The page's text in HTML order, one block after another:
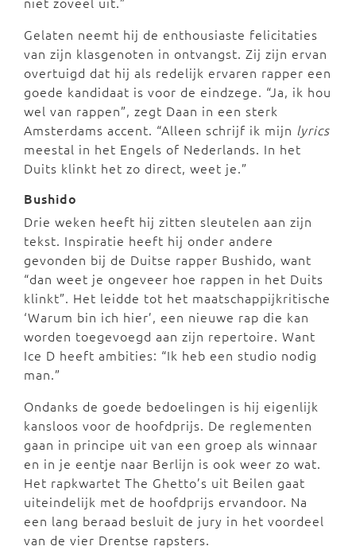
Gelaten neemt hij de enthousiaste felicitaties
van zijn klasgenoten in ontvangst. Zij zijn ervan
overtuigd dat hij als redelijk ervaren rapper een
goede kandidaat is voor de eindzege. “Ja, ik hou
wel van rappen”, zegt Daan in een sterk
Amsterdams accent. “Alleen schrijf ik mijn lyrics
meestal in het Engels of Nederlands. In het
Duits klinkt het zo direct, weet je.”
Bushido
Drie weken heeft hij zitten sleutelen aan zijn
tekst. Inspiratie heeft hij onder andere
gevonden bij de Duitse rapper Bushido, want
“dan weet je ongeveer hoe rappen in het Duits
klinkt”. Het leidde tot het maatschappijkritische
‘Warum bin ich hier’, een nieuwe rap die kan
worden toegevoegd aan zijn repertoire. Want
Ice D heeft ambities: “Ik heb een studio nodig
man.”
Ondanks de goede bedoelingen is hij eigenlijk
kansloos voor de hoofdprijs. De reglementen
gaan in principe uit van een groep als winnaar
en in je eentje naar Berlijn is ook weer zo wat.
Het rapkwartet The Ghetto’s uit Beilen gaat
uiteindelijk met de hoofdprijs ervandoor. Na
een lang beraad besluit de jury in het voordeel
van de vier Drentse rapsters.